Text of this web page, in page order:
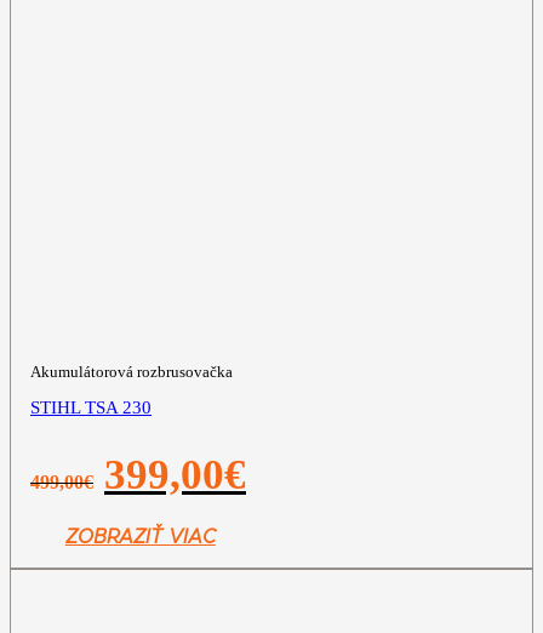
Akumulátorová rozbrusovačka
STIHL TSA 230
499,00€
Pôvodná
cena
499,00€.
399,00€
ZOBRAZIŤ VIAC